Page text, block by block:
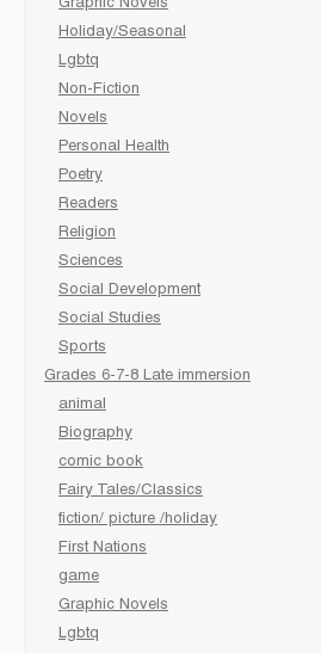
Graphic Novels
Holiday/Seasonal
Lgbtq
Non-Fiction
Novels
Personal Health
Poetry
Readers
Religion
Sciences
Social Development
Social Studies
Sports
Grades 6-7-8 Late immersion
animal
Biography
comic book
Fairy Tales/Classics
fiction/ picture /holiday
First Nations
game
Graphic Novels
Lgbtq